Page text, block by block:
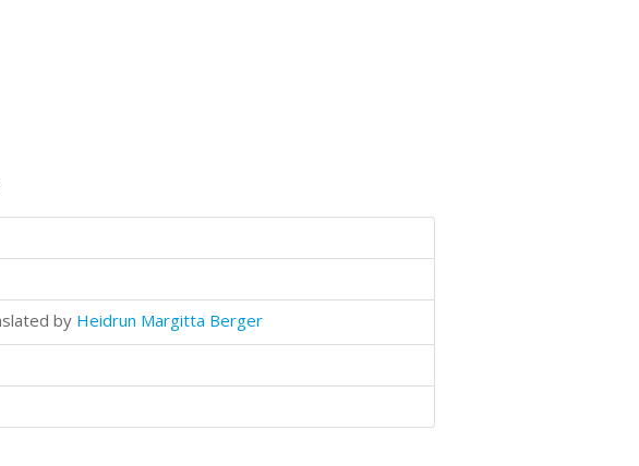
by Heidrun Margitta Berger